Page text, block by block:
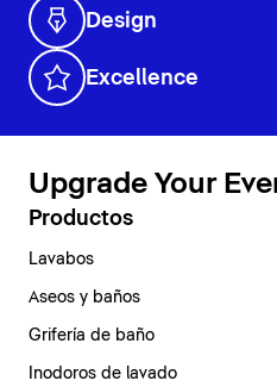
Design
Excellence
Upgrade Your
Productos
Lavabos
Aseos y baños
Grifería de baño
Inodoros de lavado